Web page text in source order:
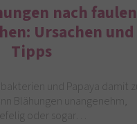
nach faulen
Ursachen und
Tipps
und Papaya damit zu
Blähungen unangenehm,
oder sogar…